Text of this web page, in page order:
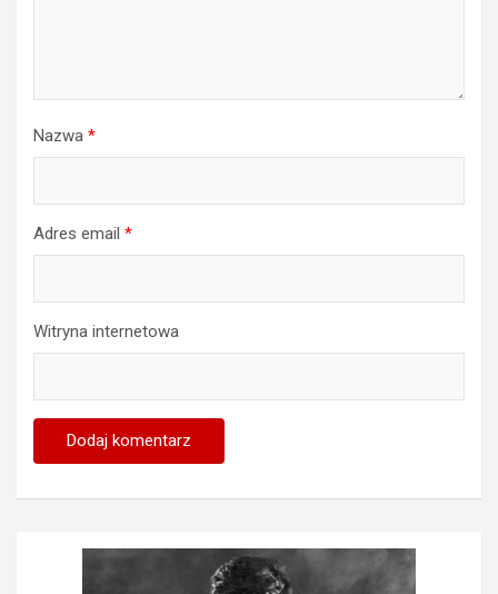
Nazwa *
Adres email *
Witryna internetowa